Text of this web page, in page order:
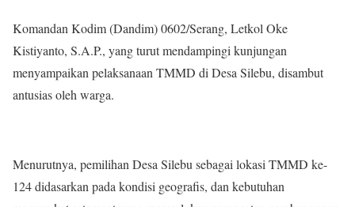
Komandan Kodim (Dandim) 0602/Serang, Letkol Oke
Kistiyanto, S.A.P., yang turut mendampingi kunjungan
menyampaikan pelaksanaan TMMD di Desa Silebu, disambut
antusias oleh warga.
Menurutnya, pemilihan Desa Silebu sebagai lokasi TMMD ke-
124 didasarkan pada kondisi geografis, dan kebutuhan